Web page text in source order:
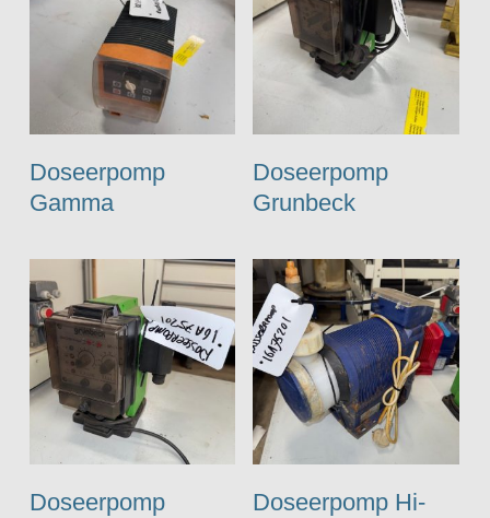
Doseerpomp
Gamma
Doseerpomp
Grunbeck
Doseerpomp
Doseerpomp Hi-